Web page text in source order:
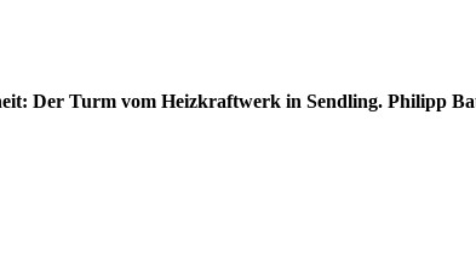
Der Turm vom Heizkraftwerk in Sendling. Philipp